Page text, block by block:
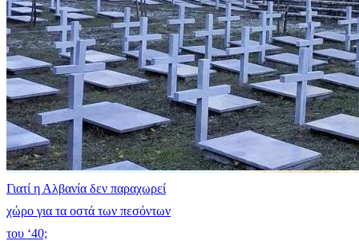
Γιατί η Αλβανία δεν παραχωρεί
χώρο για τα οστά των πεσόντων
του ‘40;